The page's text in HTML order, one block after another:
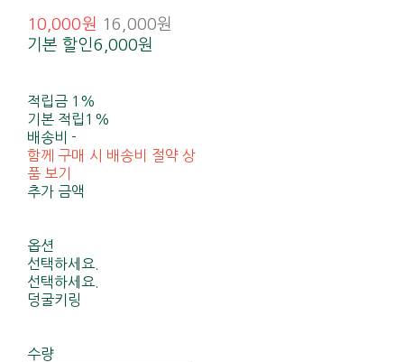
10,000원 16,000원
기본 할인6,000원
적립금 1%
기본 적립 1%
배송비-
함께 구매 시 배송비 절약 상
품 보기
추가 금액
옵션
선택하세요.
선택하세요.
덩굴키링
수량